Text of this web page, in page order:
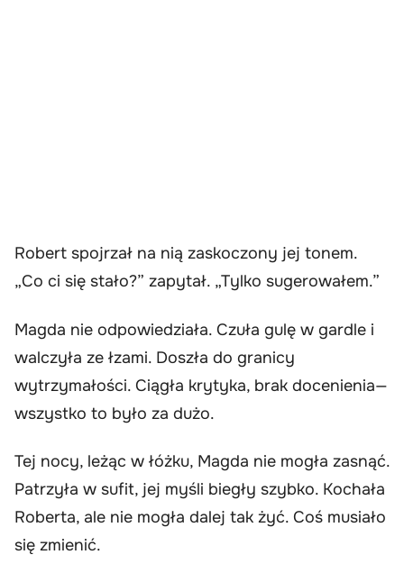
Robert spojrzał na nią zaskoczony jej tonem.
„Co ci się stało?” zapytał. „Tylko sugerowałem.”
Magda nie odpowiedziała. Czuła gulę w gardle i
walczyła ze łzami. Doszła do granicy
wytrzymałości. Ciągła krytyka, brak docenienia—
wszystko to było za dużo.
Tej nocy, leżąc w łóżku, Magda nie mogła zasnąć.
Patrzyła w sufit, jej myśli biegły szybko. Kochała
Roberta, ale nie mogła dalej tak żyć. Coś musiało
się zmienić.